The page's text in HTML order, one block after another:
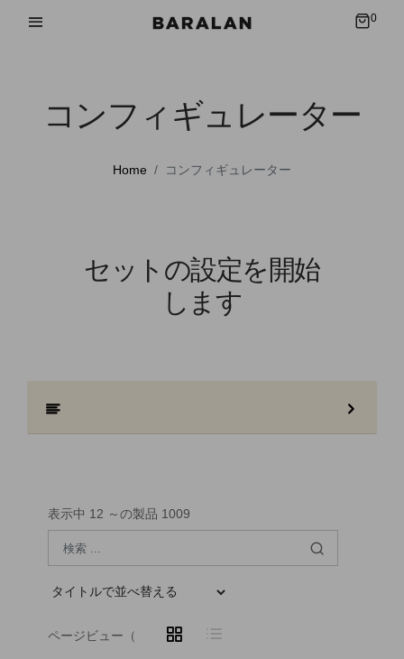
0
コンフィギュレーター
Home コンフィギュレーター
セットの設定を開始
します
表示中 12 ～の製品 1009
ページビュー（